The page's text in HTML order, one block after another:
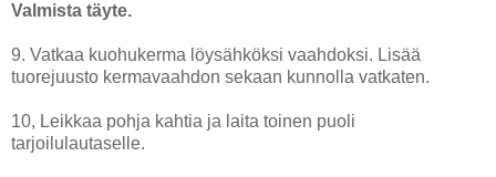
Valmista täyte.
9. Vatkaa kuohukerma löysähköksi vaahdoksi. Lisää
tuorejuusto kermavaahdon sekaan kunnolla vatkaten.
10, Leikkaa pohja kahtia ja laita toinen puoli
tarjoilulautaselle.